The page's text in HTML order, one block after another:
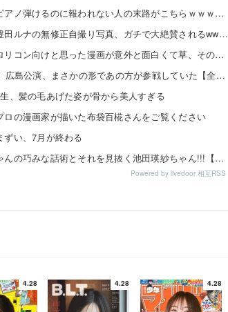
【悲報】ピアノ弾けるのに報われない人の末路がこちらｗｗｗｗｗ 他
【画像】豊田ルナの無修正自撮り写真、ガチで大絶賛されるwww 他
【悲報】ロリコン向けと思った漫画が意外と面白くて草、その理由がこれｗｗｗｗ 他
【櫻坂46】広島公演、まさかの形であの方が参戦していた【全国ツアー2026 What’s lonesome?】
、髪の毛あげた姿が骨から美人すぎる
ロの漫画家が描いた布袋百椛さんをご覧ください
ずい、7月が終わる
林瑠奈ちゃんの巧みな話術とそれを見抜く池田瑛紗ちゃん!!!【乃木坂46】
Powered by livedoor 相互RSS
4.28 4.28 4.28